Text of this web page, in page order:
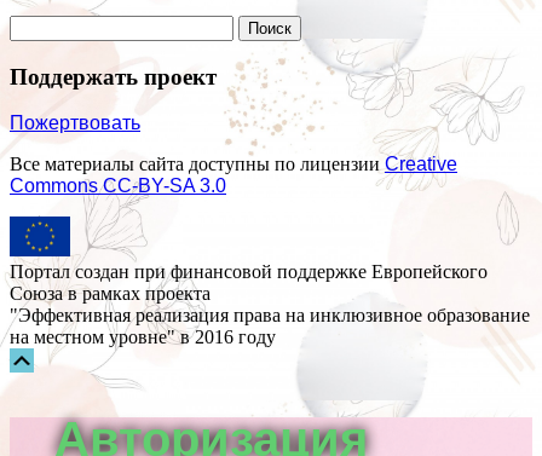
Поддержать проект
Пожертвовать
Все материалы сайта доступны по лицензии Creative
Commons СС-BY-SA 3.0
Портал создан при финансовой поддержке Европейского
Союза в рамках проекта
"Эффективная реализация права на инклюзивное образование
на местном уровне" в 2016 году
Прокрутка
Авторизация